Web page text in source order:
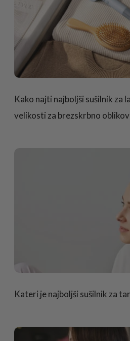
Kako najti najboljši sušilnik za
velikosti za brezskrbno
Kateri je najboljši sušilnik za